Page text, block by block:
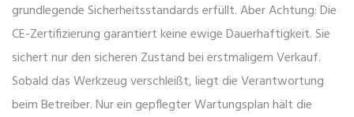
grundlegende Sicherheitsstandards erfüllt. Aber Achtung: Die
CE-Zertifizierung garantiert keine ewige Dauerhaftigkeit. Sie
sichert nur den sicheren Zustand bei erstmaligem Verkauf.
Sobald das Werkzeug verschleißt, liegt die Verantwortung
beim Betreiber. Nur ein gepflegter Wartungsplan hält die